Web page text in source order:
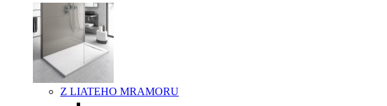
Z LIATEHO MRAMORU